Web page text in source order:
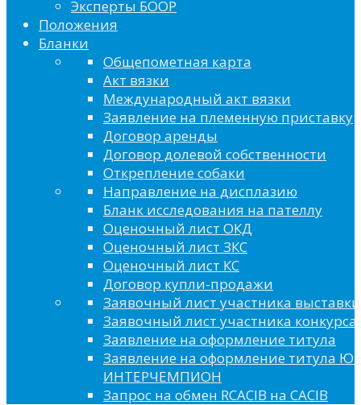
Эксперты БООР
Положения
Бланки
Общепометная карта
Акт вязки
Международный акт вязки
Заявление на племенную приставку
Договор аренды
Договор долевой собственности
Открепление собаки
Направление на дисплазию
Бланк исследования на пателлу
Оценочный лист ОКД
Оценочный лист ЗКС
Оценочный лист КС
Договор купли-продажи
Заявочный лист участника выставки
Заявочный лист участника конкурса
Заявление на оформление титула
Заявление на оформление титула
ИНТЕРЧЕМПИОН
Запрос на обмен RCACIB на CACIB